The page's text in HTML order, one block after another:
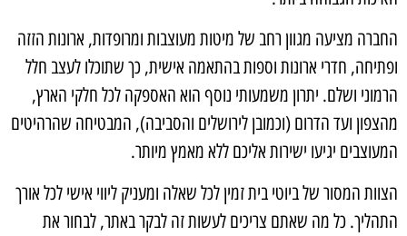
החברה מציעה מגוון רחב של מיטות מעוצבות ומרופדות, ארונות הזזה
ופתיחה, חדרי ארונות וספות בהתאמה אישית, כך שתוכלו לעצב חלל
הרמוני ושלם. יתרון משמעותי נוסף הוא האספקה לכל חלקי הארץ,
מהצפון ועד הדרום (וכמובן לירושלים והסביבה), המבטיחה שהרהיטים
המעוצבים יגיעו ישירות אליכם ללא מאמץ מיותר.
הצוות המסור של ביוטי בית זמין לכל שאלה ומעניק ליווי אישי לכל אורך
התהליך. כל מה שאתם צריכים לעשות זה לבקר באתר, לבחור את